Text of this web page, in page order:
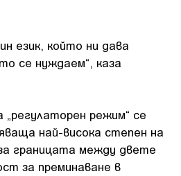
език, който ни дава
се нуждаем“, каза
режим“ се
най-висока степен на
границата между двете
за преминаване в